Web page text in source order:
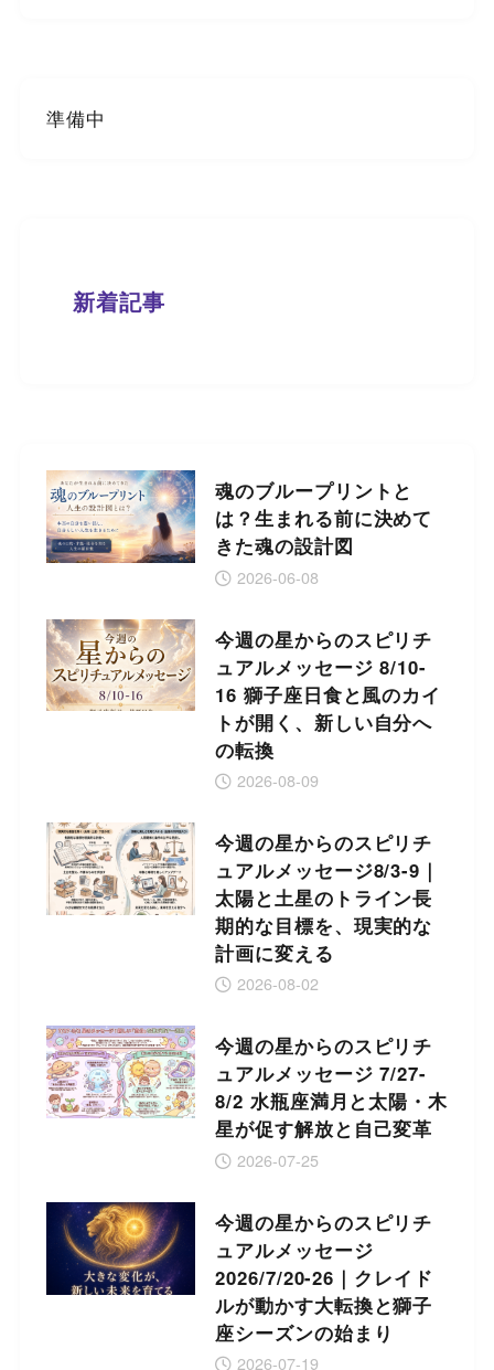
準備中
新着記事
魂のブループリントと
は？生まれる前に決めて
きた魂の設計図
2026-06-08
今週の星からのスピリチ
ュアルメッセージ 8/10-
16 獅子座日食と風のカイ
トが開く、新しい自分へ
の転換
2026-08-09
今週の星からのスピリチ
ュアルメッセージ8/3-9｜
太陽と土星のトライン長
期的な目標を、現実的な
計画に変える
2026-08-02
今週の星からのスピリチ
ュアルメッセージ 7/27-
8/2 水瓶座満月と太陽・木
星が促す解放と自己変革
2026-07-25
今週の星からのスピリチ
ュアルメッセージ
2026/7/20-26｜クレイド
ルが動かす大転換と獅子
座シーズンの始まり
2026-07-19